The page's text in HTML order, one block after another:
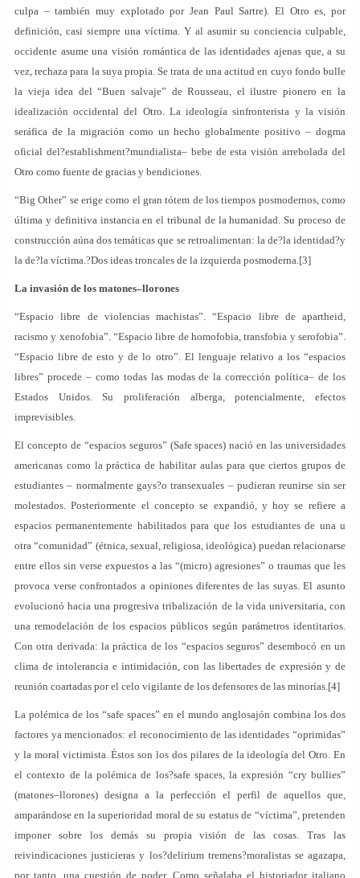
culpa – también muy explotado por Jean Paul Sartre). El Otro es, por
definición, casi siempre una víctima. Y al asumir su conciencia culpable,
occidente asume una visión romántica de las identidades ajenas que, a su
vez, rechaza para la suya propia. Se trata de una actitud en cuyo fondo bulle
la vieja idea del “Buen salvaje” de Rousseau, el ilustre pionero en la
idealización occidental del Otro. La ideología sinfronterista y la visión
seráfica de la migración como un hecho globalmente positivo – dogma
oficial del?establishment?mundialista– bebe de esta visión arrebolada del
Otro como fuente de gracias y bendiciones.
“Big Other” se erige como el gran tótem de los tiempos posmodernos, como
última y definitiva instancia en el tribunal de la humanidad. Su proceso de
construcción aúna dos temáticas que se retroalimentan: la de?la identidad?y
la de?la víctima.?Dos ideas troncales de la izquierda posmoderna.[3]
La invasión de los matones–llorones
“Espacio libre de violencias machistas”. “Espacio libre de apartheid,
racismo y xenofobia”. “Espacio libre de homofobia, transfobia y serofobia”.
“Espacio libre de esto y de lo otro”. El lenguaje relativo a los “espacios
libres” procede – como todas las modas de la corrección política– de los
Estados Unidos. Su proliferación alberga, potencialmente, efectos
imprevisibles.
El concepto de “espacios seguros” (Safe spaces) nació en las universidades
americanas como la práctica de habilitar aulas para que ciertos grupos de
estudiantes – normalmente gays?o transexuales – pudieran reunirse sin ser
molestados. Posteriormente el concepto se expandió, y hoy se refiere a
espacios permanentemente habilitados para que los estudiantes de una u
otra “comunidad” (étnica, sexual, religiosa, ideológica) puedan relacionarse
entre ellos sin verse expuestos a las “(micro) agresiones” o traumas que les
provoca verse confrontados a opiniones diferentes de las suyas. El asunto
evolucionó hacia una progresiva tribalización de la vida universitaria, con
una remodelación de los espacios públicos según parámetros identitarios.
Con otra derivada: la práctica de los “espacios seguros” desembocó en un
clima de intolerancia e intimidación, con las libertades de expresión y de
reunión coartadas por el celo vigilante de los defensores de las minorías.[4]
La polémica de los “safe spaces” en el mundo anglosajón combina los dos
factores ya mencionados: el reconocimiento de las identidades “oprimidas”
y la moral victimista. Éstos son los dos pilares de la ideología del Otro. En
el contexto de la polémica de los?safe spaces, la expresión “cry bullies”
(matones–llorones) designa a la perfección el perfil de aquellos que,
amparándose en la superioridad moral de su estatus de “víctima”, pretenden
imponer sobre los demás su propia visión de las cosas. Tras las
reivindicaciones justicieras y los?delirium tremens?moralistas se agazapa,
por tanto, una cuestión de poder. Como señalaba el historiador italiano